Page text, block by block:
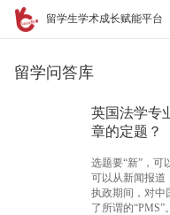
留学生学术成长赋能平台
留学问答库
英国法学专
章的定题？
选题要“新”，可
可以从新闻报道
执政期间，对中
了所谓的